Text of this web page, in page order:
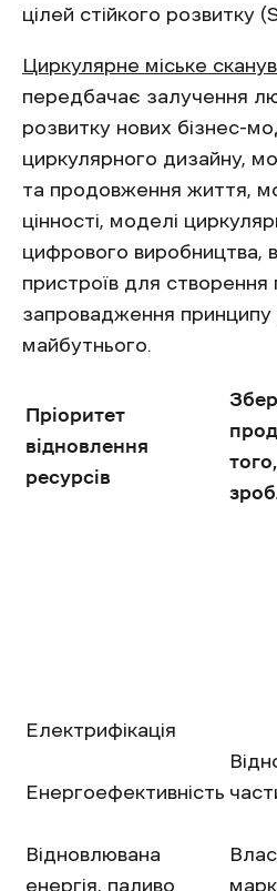
цілей стійкого розвитку
Циркулярне міське
передбачає залучення
розвитку нових бізнес-
циркулярного дизайну,
та продовження життя,
цінності, моделі
цифрового виробництва,
пристроїв для створення
запровадження
майбутнього.
Пріоритет
відновлення
ресурсів
Електрифікація
Енергоефективність
Відновлювана
енергія, паливо